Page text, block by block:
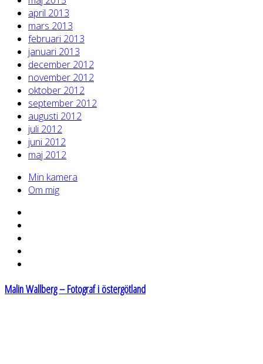
april 2013
mars 2013
februari 2013
januari 2013
december 2012
november 2012
oktober 2012
september 2012
augusti 2012
juli 2012
juni 2012
maj 2012
Min kamera
Om mig
Malin Wallberg – Fotograf i östergötland